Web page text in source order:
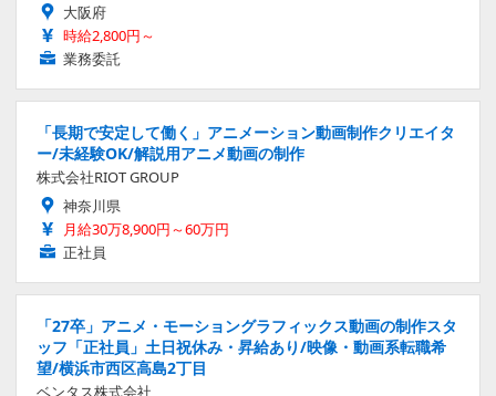
大阪府
時給2,800円～
業務委託
「長期で安定して働く」アニメーション動画制作クリエイタ
ー/未経験OK/解説用アニメ動画の制作
株式会社RIOT GROUP
神奈川県
月給30万8,900円～60万円
正社員
「27卒」アニメ・モーショングラフィックス動画の制作スタ
ッフ「正社員」土日祝休み・昇給あり/映像・動画系転職希
望/横浜市西区高島2丁目
ベンタス株式会社